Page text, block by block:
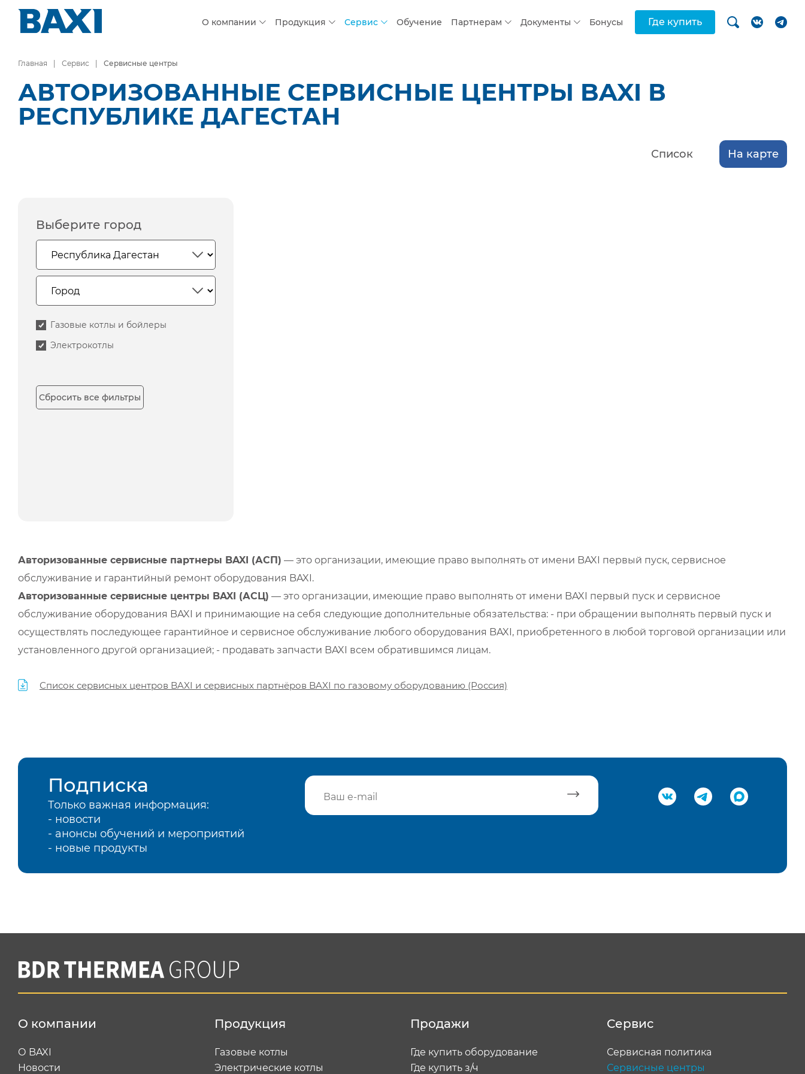
О компании Продукция Сервис Обучение Партнерам Документы Бонусы Где купить
Главная Сервис Сервисные центры
АВТОРИЗОВАННЫЕ СЕРВИСНЫЕ ЦЕНТРЫ BAXI В
РЕСПУБЛИКЕ ДАГЕСТАН
Список На карте
Выберите город
Газовые котлы и бойлеры
Электрокотлы
Сбросить все фильтры
Авторизованные сервисные партнеры BAXI (АСП) — это организации, имеющие право выполнять от имени BAXI первый пуск, сервисное
обслуживание и гарантийный ремонт оборудования BAXI.
Авторизованные сервисные центры BAXI (АСЦ) — это организации, имеющие право выполнять от имени BAXI первый пуск и сервисное
обслуживание оборудования BAXI и принимающие на себя следующие дополнительные обязательства: - при обращении выполнять первый пуск и
осуществлять последующее гарантийное и сервисное обслуживание любого оборудования BAXI, приобретенного в любой торговой организации или
установленного другой организацией; - продавать запчасти BAXI всем обратившимся лицам.
Список сервисных центров BAXI и сервисных партнёров BAXI по газовому оборудованию (Россия)
Подписка
Только важная информация:
- новости
- анонсы обучений и мероприятий
- новые продукты
О компании
О BAXI
Новости
Продукция
Газовые котлы
Электрические котлы
Продажи
Где купить оборудование
Где купить з/ч
Сервис
Сервисная политика
Сервисные центры